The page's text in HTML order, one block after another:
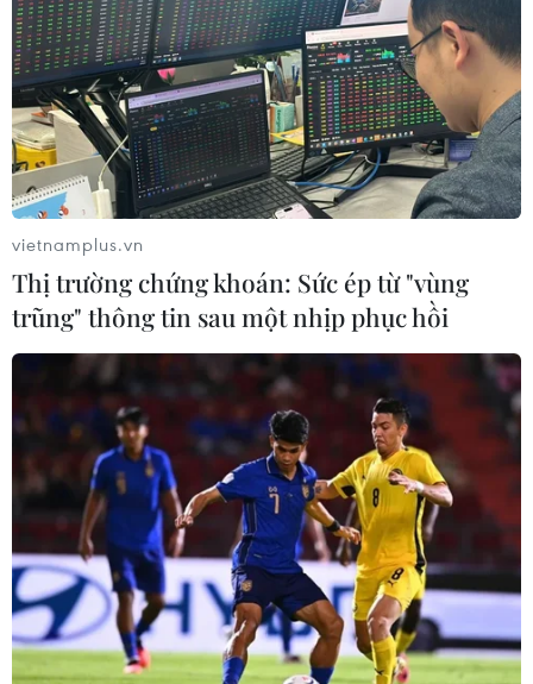
Các cuộc tập trận trên Biển Đen là một phần của các
cuộc tập trận hải quân diễn ra ở nhiều địa điểm trong
tháng này và tháng tới từ Thái Bình Dương đến Đại Tây
Dương.
Ngoại trưởng Nga khẳng định không để lợi
ích quốc gia bị phớt lờ
28/01/2022 11:15
Hiện Nga đang muốn giới chức Đức "bật đèn xanh" để
vietnamplus.vn
Thị trường chứng khoán: Sức ép từ "vùng
trũng" thông tin sau một nhịp phục hồi